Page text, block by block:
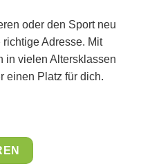
oder den Sport neu
Adresse. Mit
in vielen Altersklassen
einen Platz für dich.